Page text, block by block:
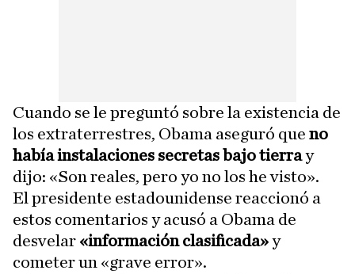
Cuando se le preguntó sobre la existencia de
los extraterrestres, Obama aseguró que no
había instalaciones secretas bajo tierray
dijo: «Son reales, pero yo no los he visto».
El presidente estadounidense reaccionó a
estos comentarios y acusó a Obama de
desvelar «información clasificada»y
cometer un «grave error».